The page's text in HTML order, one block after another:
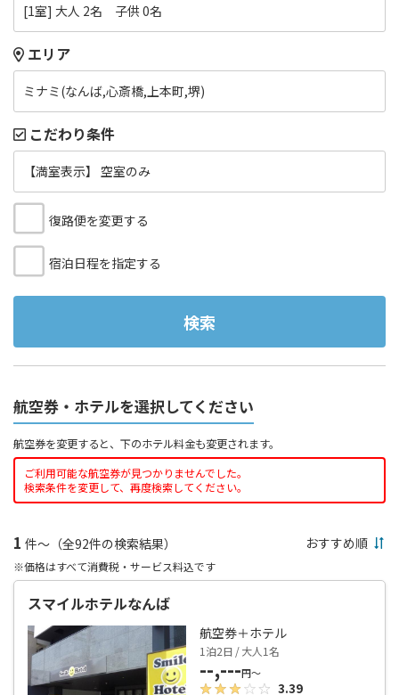
[1室] 大人 2名 子供 0名
エリア
ミナミ(なんば,心斎橋,上本町,堺)
こだわり条件
【満室表示】 空室のみ
復路便を変更する
宿泊日程を指定する
検索
航空券・ホテルを選択してください
航空券を変更すると、下のホテル料金も変更されます。
ご利用可能な航空券が見つかりませんでした。
検索条件を変更して、再度検索してください。
1 件～（全92件の検索結果）
※価格はすべて消費税・サービス料込です
スマイルホテルなんば
航空券＋ホテル
1泊2日 / 大人1名
--,---円～
3.39